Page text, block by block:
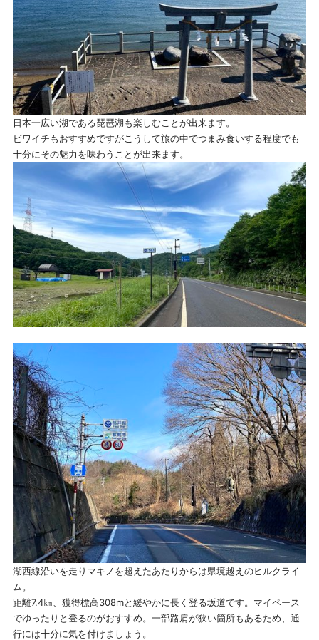
日本一広い湖である琵琶湖も楽しむことが出来ます。
ビワイチもおすすめですがこうして旅の中でつまみ食いする程度でも
十分にその魅力を味わうことが出来ます。
湖西線沿いを走りマキノを超えたあたりからは県境越えのヒルクライ
ム。
距離7.4㎞、獲得標高308mと緩やかに長く登る坂道です。マイペース
でゆったりと登るのがおすすめ。一部路肩が狭い箇所もあるため、通
行には十分に気を付けましょう。